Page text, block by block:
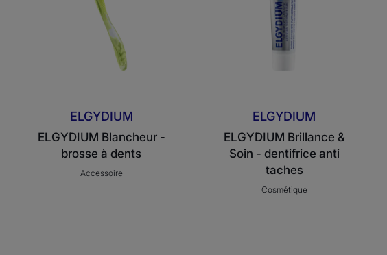
ELGYDIUM
ELGYDIUM Blancheur -
brosse à dents
Accessoire
anti
taches
ELGYDIUM
ELGYDIUM Brillance &
Soin - dentifrice anti
taches
Cosmétique